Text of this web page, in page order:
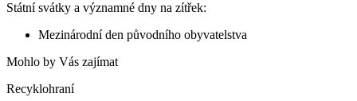
Státní svátky a významné dny na zítřek:
Mezinárodní den původního obyvatelstva
Mohlo by Vás zajímat
Recyklohraní